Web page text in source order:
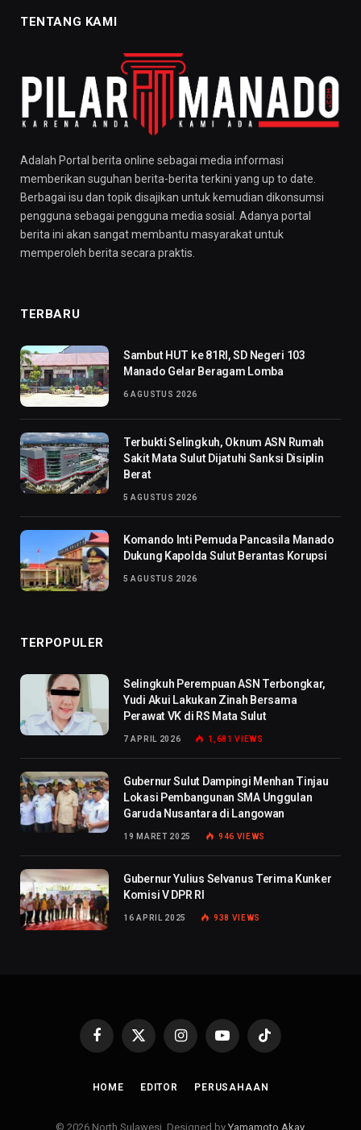
TENTANG KAMI
Adalah Portal berita online sebagai media informasi
memberikan suguhan berita-berita terkini yang up to date.
Berbagai isu dan topik disajikan untuk kemudian dikonsumsi
pengguna sebagai pengguna media sosial. Adanya portal
berita ini akan sangat membantu masyarakat untuk
memperoleh berita secara praktis.
TERBARU
Sambut HUT ke 81RI, SD Negeri 103
Manado Gelar Beragam Lomba
6 AGUSTUS 2026
Terbukti Selingkuh, Oknum ASN Rumah
Sakit Mata Sulut Dijatuhi Sanksi Disiplin
Berat
5 AGUSTUS 2026
Komando Inti Pemuda Pancasila Manado
Dukung Kapolda Sulut Berantas Korupsi
5 AGUSTUS 2026
TERPOPULER
Selingkuh Perempuan ASN Terbongkar,
Yudi Akui Lakukan Zinah Bersama
Perawat VK di RS Mata Sulut
7 APRIL 2026 1,681VIEWS
Gubernur Sulut Dampingi Menhan Tinjau
Lokasi Pembangunan SMA Unggulan
Garuda Nusantara di Langowan
19 MARET 2025 946 VIEWS
Gubernur Yulius Selvanus Terima Kunker
Komisi V DPR RI
16 APRIL 2025 938 VIEWS
Facebook
X
InstagramYouTubeTikTok
HOME EDITOR PERUSAHAAN
© 2026 North Sulawesi. Designed by Yamamoto Akay.